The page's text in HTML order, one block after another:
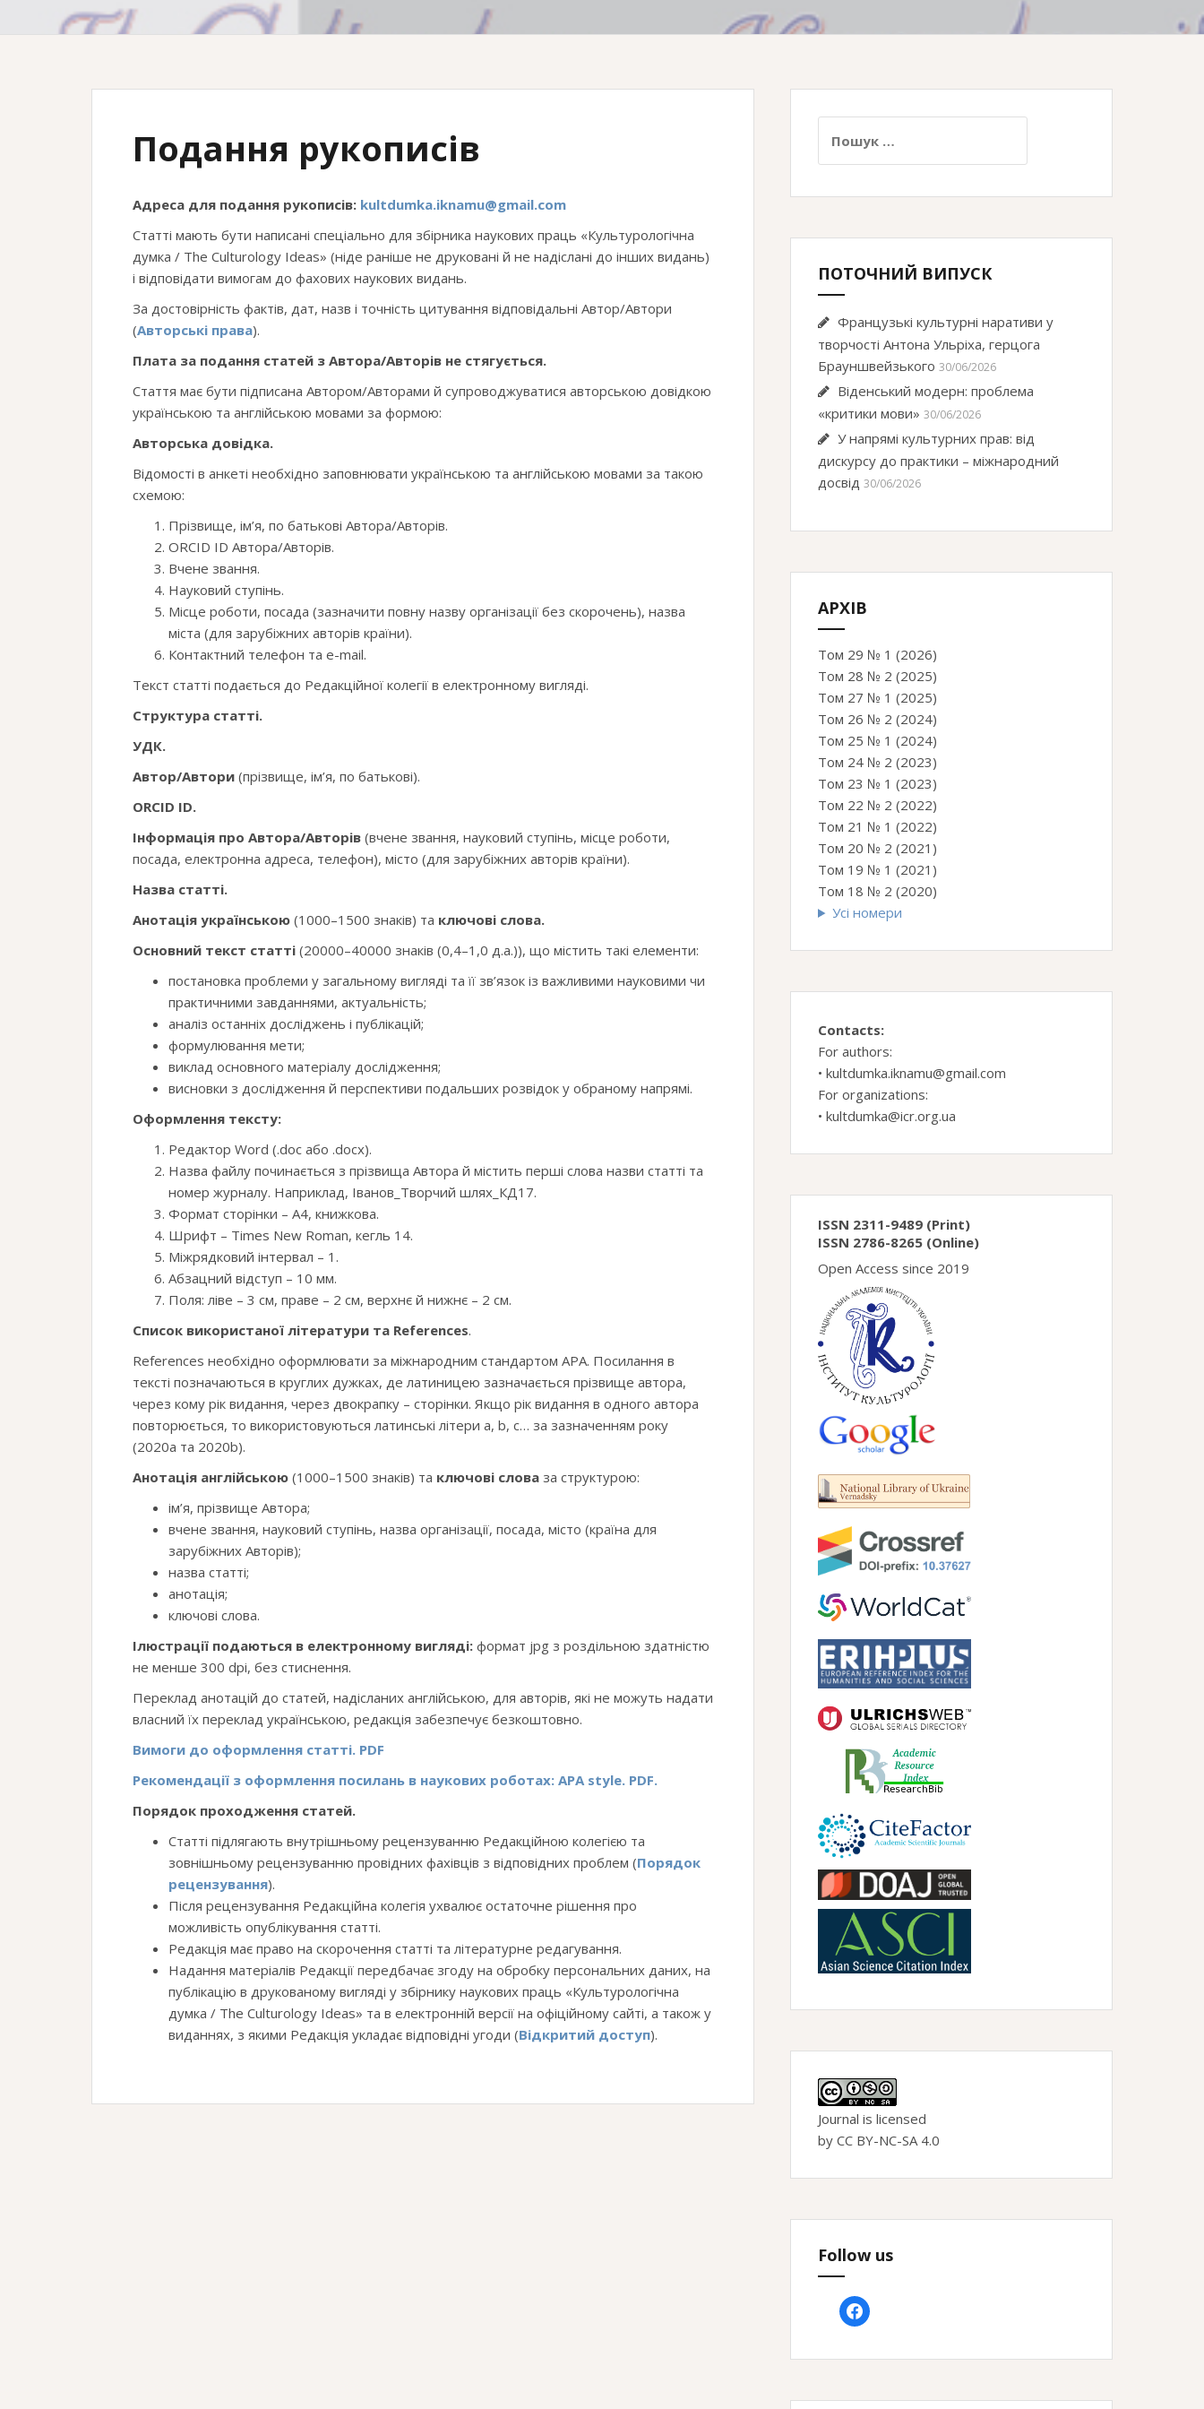
Подання рукописів
Адреса для подання рукописів: kultdumka.iknamu@gmail.com
Статті мають бути написані спеціально для збірника наукових праць «Культурологічна
думка / The Culturology Ideas» (ніде раніше не друковані й не надіслані до інших видань)
і відповідати вимогам до фахових наукових видань.
За достовірність фактів, дат, назв і точність цитування відповідальні Автор/Автори
(Авторські права).
Плата за подання статей з Автора/Авторів не стягується.
Стаття має бути підписана Автором/Авторами й супроводжуватися авторською довідкою
українською та англійською мовами за формою:
Авторська довідка.
Відомості в анкеті необхідно заповнювати українською та англійською мовами за такою
схемою:
Прізвище, ім’я, по батькові Автора/Авторів.
ORCID ID Автора/Авторів.
Вчене звання.
Науковий ступінь.
Місце роботи, посада (зазначити повну назву організації без скорочень), назва
міста (для зарубіжних авторів країни).
Контактний телефон та e-mail.
Текст статті подається до Редакційної колегії в електронному вигляді.
Структура статті.
УДК.
Автор/Автори (прізвище, ім’я, по батькові).
ORCID ID.
Інформація про Автора/Авторів (вчене звання, науковий ступінь, місце роботи,
посада, електронна адреса, телефон), місто (для зарубіжних авторів країни).
Назва статті.
Анотація українською (1000–1500 знаків) та ключові слова.
Основний текст статті (20000–40000 знаків (0,4–1,0 д.а.)), що містить такі елементи:
постановка проблеми у загальному вигляді та її зв’язок із важливими науковими чи
практичними завданнями, актуальність;
аналіз останніх досліджень і публікацій;
формулювання мети;
виклад основного матеріалу дослідження;
висновки з дослідження й перспективи подальших розвідок у обраному напрямі.
Оформлення тексту:
Редактор Word (.doc або .docx).
Назва файлу починається з прізвища Автора й містить перші слова назви статті та
номер журналу. Наприклад, Іванов_Творчий шлях_КД17.
Формат сторінки – А4, книжкова.
Шрифт – Times New Roman, кегль 14.
Міжрядковий інтервал – 1.
Абзацний відступ – 10 мм.
Поля: ліве – 3 см, праве – 2 см, верхнє й нижнє – 2 см.
Список використаної літератури та References.
References необхідно оформлювати за міжнародним стандартом APA. Посилання в
тексті позначаються в круглих дужках, де латиницею зазначається прізвище автора,
через кому рік видання, через двокрапку – сторінки. Якщо рік видання в одного автора
повторюється, то використовуються латинські літери a, b, c… за зазначенням року
(2020a та 2020b).
Анотація англійською (1000–1500 знаків) та ключові слова за структурою:
ім’я, прізвище Автора;
вчене звання, науковий ступінь, назва організації, посада, місто (країна для
зарубіжних Авторів);
назва статті;
анотація;
ключові слова.
Ілюстрації подаються в електронному вигляді: формат jpg з роздільною здатністю
не менше 300 dpi, без стиснення.
Переклад анотацій до статей, надісланих англійською, для авторів, які не можуть надати
власний їх переклад українською, редакція забезпечує безкоштовно.
Вимоги до оформлення статті. PDF
Рекомендації з оформлення посилань в наукових роботах: APA style. PDF.
Порядок проходження статей.
Статті підлягають внутрішньому рецензуванню Редакційною колегією та
зовнішньому рецензуванню провідних фахівців з відповідних проблем (Порядок
рецензування).
Після рецензування Редакційна колегія ухвалює остаточне рішення про
можливість опублікування статті.
Редакція має право на скорочення статті та літературне редагування.
Надання матеріалів Редакції передбачає згоду на обробку персональних даних, на
публікацію в друкованому вигляді у збірнику наукових праць «Культурологічна
думка / The Culturology Ideas» та в електронній версії на офіційному сайті, а також у
виданнях, з якими Редакція укладає відповідні угоди (Відкритий доступ).
ПОТОЧНИЙ ВИПУСК
Французькі культурні наративи у
творчості Антона Ульріха, герцога
Брауншвейзького 30/06/2026
Віденський модерн: проблема
«критики мови» 30/06/2026
У напрямі культурних прав: від
дискурсу до практики – міжнародний
досвід 30/06/2026
АРХІВ
Том 29 № 1 (2026)
Том 28 № 2 (2025)
Том 27 № 1 (2025)
Том 26 № 2 (2024)
Том 25 № 1 (2024)
Том 24 № 2 (2023)
Том 23 № 1 (2023)
Том 22 № 2 (2022)
Том 21 № 1 (2022)
Том 20 № 2 (2021)
Том 19 № 1 (2021)
Том 18 № 2 (2020)
Усі номери
Contacts:
For authors:
• kultdumka.iknamu@gmail.com
For organizations:
• kultdumka@icr.org.ua
ISSN 2311-9489 (Print)
ISSN 2786-8265 (Online)
Open Access since 2019
Journal is licensed
by CC BY-NC-SA 4.0
Follow us
facebook